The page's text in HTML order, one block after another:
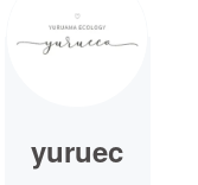
yuruec